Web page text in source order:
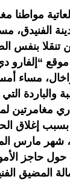
مواطنا
الفنيدق،
تنقلا بنفس
“إلفارو
مساء
والباردة
مغامرتين
إغلاق
شهر مارس
حول حاجز
المضيق